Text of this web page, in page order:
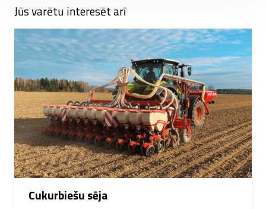
Jūs varētu interesēt arī
Cukurbiešu sēja